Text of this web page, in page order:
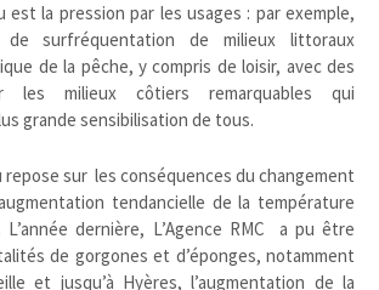
est la pression par les usages : par exemple,
de surfréquentation de milieux littoraux
de la pêche, y compris de loisir, avec des
les milieux côtiers remarquables qui
grande sensibilisation de tous.
repose sur les conséquences du changement
tendancielle de la température
L’année dernière, L’Agence RMC a pu être
de gorgones et d’éponges, notamment
et jusqu’à Hyères, l’augmentation de la